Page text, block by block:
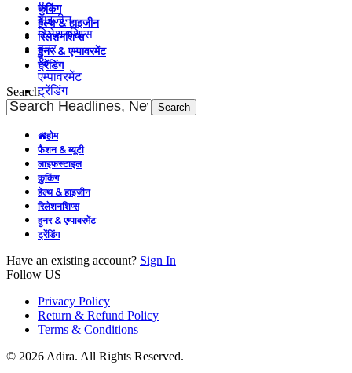
&
हाइजीन
रिलेशनशिप्स
हुनर
&
एम्पावरमेंट
ट्रेंडिंग
कुकिंग
हेल्थ & हाइजीन
रिलेशनशिप्स
हुनर & एम्पावरमेंट
ट्रेंडिंग
Search
होम
फैशन & ब्यूटी
लाइफस्टाइल
कुकिंग
हेल्थ & हाइजीन
रिलेशनशिप्स
हुनर & एम्पावरमेंट
ट्रेंडिंग
Have an existing account? Sign In
Follow US
Privacy Policy
Return & Refund Policy
Terms & Conditions
© 2026 Adira. All Rights Reserved.